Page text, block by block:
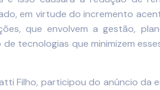
em virtude do incremento
que envolvem a gestão,
tecnologias que minimizem
Filho, participou do anúncio